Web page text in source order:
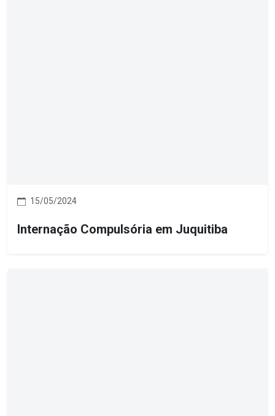
15/05/2024
Internação Compulsória em Juquitiba